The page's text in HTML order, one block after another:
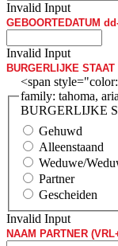
Invalid Input
GEBOORTEDATUM
Invalid Input
BURGERLIJKE STAAT
<span
family: tahoma,
BURGERLIJKE
Gehuwd
Alleenstaand
Weduwe/
Partner
Gescheiden
Invalid Input
NAAM PARTNER